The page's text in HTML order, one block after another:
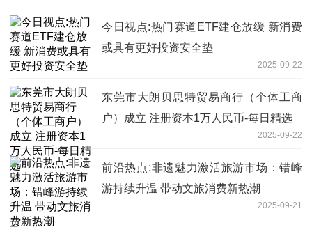
今日视点:热门赛道ETF建仓放缓 新消费
或具有更好投资安全垫
2025-09-22
东莞市大朗贝思特贸易商行（个体工商
户）成立 注册资本1万人民币-每日精选
2025-09-22
前沿热点:非遗魅力激活旅游市场：错峰
游持续升温 带动文旅消费新热潮
2025-09-21